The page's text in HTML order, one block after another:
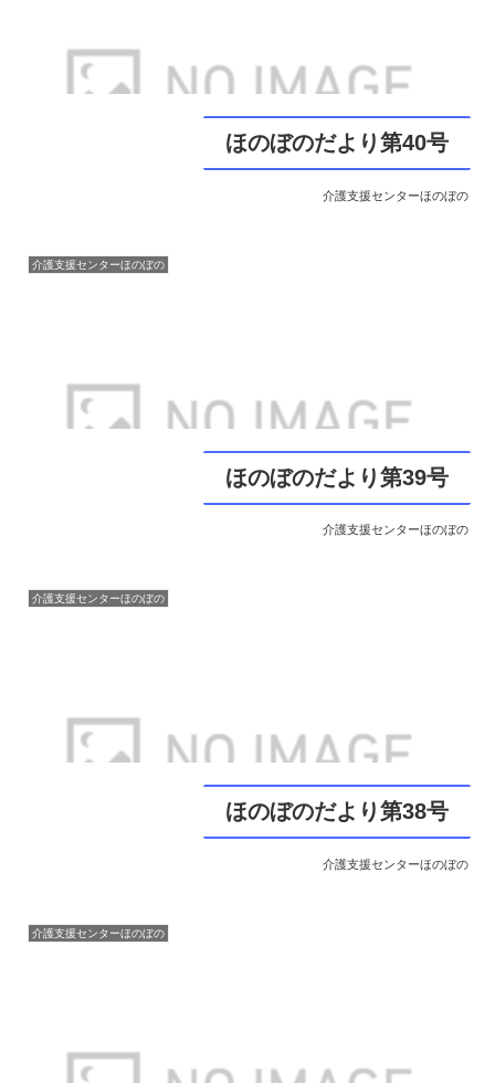
ほのぼのだより第40号
介護支援センターほのぼの
介護支援センターほのぼの
ほのぼのだより第39号
介護支援センターほのぼの
介護支援センターほのぼの
ほのぼのだより第38号
介護支援センターほのぼの
介護支援センターほのぼの